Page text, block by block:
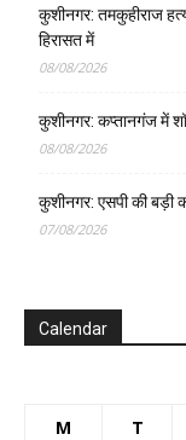
कुशीनगर: तमकुहीराज
हिरासत में
08/08/2026
कुशीनगर: कप्तानगंज में
08/08/2026
कुशीनगर: एसपी की बड़ी
07/08/2026
Calendar
M T